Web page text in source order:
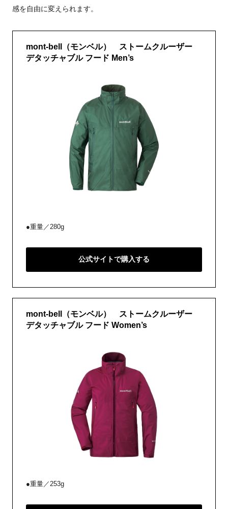
感を自由に変えられます。
mont-bell（モンベル） ストームクルーザー
デタッチャブル フード Men’s
●重量／280g
公式サイトで購入する
mont-bell（モンベル） ストームクルーザー
デタッチャブル フード Women’s
●重量／253g